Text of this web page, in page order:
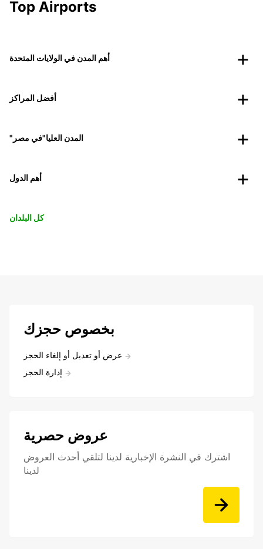
Top Airports
أهم المدن في الولايات المتحدة
أفضل المراكز
"المدن العليا"في مصر
أهم الدول
كل البلدان
بخصوص حجزك
عرض أو تعديل أو إلغاء الحجز
إدارة الحجز
عروض حصرية
اشترك في النشرة الإخبارية لدينا لتلقي أحدث العروض
لدينا